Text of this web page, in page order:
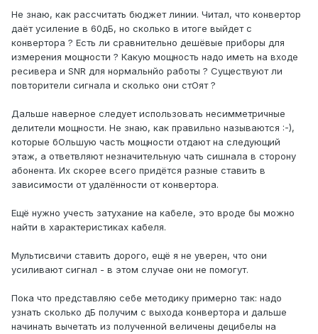
Не знаю, как рассчитать бюджет линии. Читал, что конвертор
даёт усиление в 60дБ, но сколько в итоге выйдет с
конвертора ? Есть ли сравнительно дешёвые приборы для
измерения мощности ? Какую мощность надо иметь на входе
ресивера и SNR для нормальнйо работы ? Существуют ли
повторители сигнала и сколько они стОят ?
Дальше наверное следует использовать несимметричные
делители мощности. Не знаю, как правильно называются :-),
которые бОльшую часть мощности отдают на следующий
этаж, а ответвляют незначительную чать сишнала в сторону
абонента. Их скорее всего придётся разные ставить в
зависимости от удалённости от конвертора.
Ещё нужно учесть затухание на кабеле, это вроде бы можно
найти в характеристиках кабеля.
Мультисвичи ставить дорого, ещё я не уверен, что они
усиливают сигнал - в этом случае они не помогут.
Пока что представляю себе методику примерно так: надо
узнать сколько дБ получим с выхода конвертора и дальше
начинать вычетать из полученной величены децибелы на